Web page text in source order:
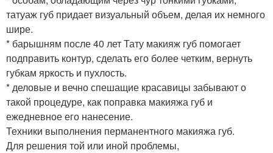
татуаж губ придает визуальный объем, делая их немного
шире.
* барышням после 40 лет Тату макияж губ помогает
подправить контур, сделать его более четким, вернуть
губкам яркость и пухлость.
* деловые и вечно спешащие красавицы забывают о
такой процедуре, как поправка макияжа губ и
ежедневное его нанесение.
Техники выполнения перманентного макияжа губ.
Для решения той или иной проблемы,